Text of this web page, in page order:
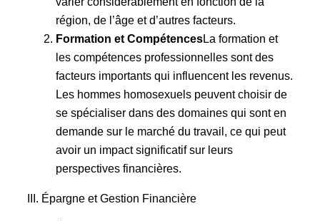
région, de l’âge et d’autres facteurs.
Formation et CompétencesLa formation et
les compétences professionnelles sont des
facteurs importants qui influencent les revenus.
Les hommes homosexuels peuvent choisir de
se spécialiser dans des domaines qui sont en
demande sur le marché du travail, ce qui peut
avoir un impact significatif sur leurs
perspectives financières.
III. Épargne et Gestion Financière